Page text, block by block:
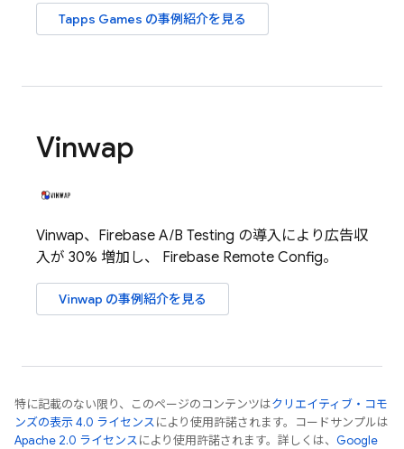
Tapps Games の事例紹介を見る
Vinwap
Vinwap、 Firebase A/B Testing の導入により広告収
入が 30% 増加し、 Firebase Remote Config。
Vinwap の事例紹介を見る
特に記載のない限り、このページのコンテンツはクリエイティブ・コモ
ンズの表示 4.0 ライセンスにより使用許諾されます。コードサンプルは
Apache 2.0 ライセンスにより使用許諾されます。詳しくは、 Google